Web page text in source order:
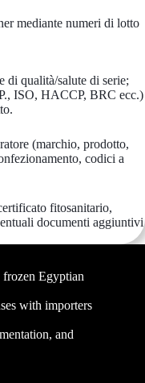
mediante numeri di lotto
di qualità/salute di serie;
ISO, HACCP, BRC ecc.)
(marchio, prodotto,
codici a
fitosanitario,
documenti aggiuntivi
frozen Egyptian
with importers
and